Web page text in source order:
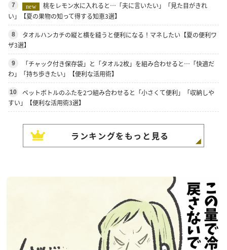
7 new
桃をレモン水に入れると…「夫に言いたい」「見た目がきれ
い」【夏の果物の知って得する知恵3選】
8
タオルハンカチの縦と横を縫うと便利になる！マネしたい【夏の便利ワ
ザ3選】
9
「チャック付き保存袋」と「タオル2枚」を組み合わせると…「快適だ
わ」「持ち歩きたい」【便利な活用術】
10
ペットボトルのふたを2つ組み合わせると「小さくて便利」「収納しや
すい」【便利な活用術3選】
ランキングをもっと見る